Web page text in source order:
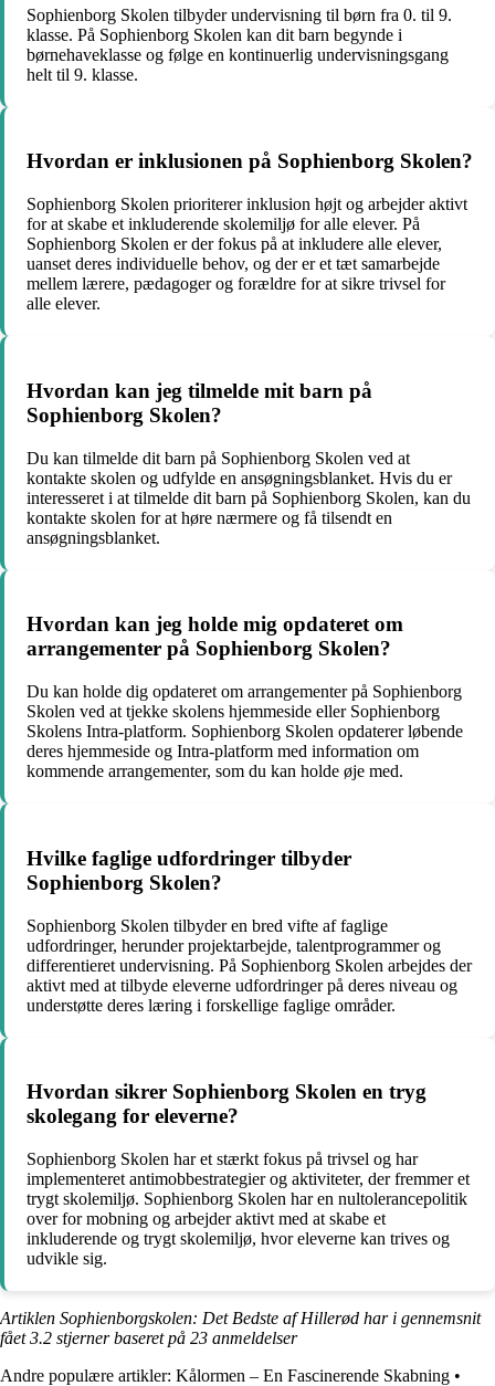
Sophienborg Skolen tilbyder undervisning til børn fra 0. til 9.
klasse. På Sophienborg Skolen kan dit barn begynde i
børnehaveklasse og følge en kontinuerlig undervisningsgang
helt til 9. klasse.
Hvordan er inklusionen på Sophienborg Skolen?
Sophienborg Skolen prioriterer inklusion højt og arbejder aktivt
for at skabe et inkluderende skolemiljø for alle elever. På
Sophienborg Skolen er der fokus på at inkludere alle elever,
uanset deres individuelle behov, og der er et tæt samarbejde
mellem lærere, pædagoger og forældre for at sikre trivsel for
alle elever.
Hvordan kan jeg tilmelde mit barn på
Sophienborg Skolen?
Du kan tilmelde dit barn på Sophienborg Skolen ved at
kontakte skolen og udfylde en ansøgningsblanket. Hvis du er
interesseret i at tilmelde dit barn på Sophienborg Skolen, kan du
kontakte skolen for at høre nærmere og få tilsendt en
ansøgningsblanket.
Hvordan kan jeg holde mig opdateret om
arrangementer på Sophienborg Skolen?
Du kan holde dig opdateret om arrangementer på Sophienborg
Skolen ved at tjekke skolens hjemmeside eller Sophienborg
Skolens Intra-platform. Sophienborg Skolen opdaterer løbende
deres hjemmeside og Intra-platform med information om
kommende arrangementer, som du kan holde øje med.
Hvilke faglige udfordringer tilbyder
Sophienborg Skolen?
Sophienborg Skolen tilbyder en bred vifte af faglige
udfordringer, herunder projektarbejde, talentprogrammer og
differentieret undervisning. På Sophienborg Skolen arbejdes der
aktivt med at tilbyde eleverne udfordringer på deres niveau og
understøtte deres læring i forskellige faglige områder.
Hvordan sikrer Sophienborg Skolen en tryg
skolegang for eleverne?
Sophienborg Skolen har et stærkt fokus på trivsel og har
implementeret antimobbestrategier og aktiviteter, der fremmer et
trygt skolemiljø. Sophienborg Skolen har en nultolerancepolitik
over for mobning og arbejder aktivt med at skabe et
inkluderende og trygt skolemiljø, hvor eleverne kan trives og
udvikle sig.
Artiklen Sophienborgskolen: Det Bedste af Hillerød har i gennemsnit
fået3.2 stjerner baseret på 23 anmeldelser
Andre populære artikler: Kålormen – En Fascinerende Skabning •